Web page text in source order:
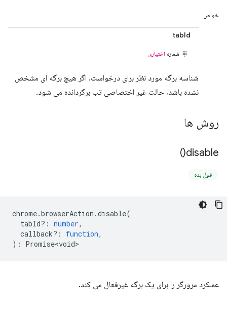
خواص
tabId
شماره اختیاری
شناسه برگه مورد نظر برای درخواست. اگر هیچ برگه ای مشخص
نشده باشد، حالت غیر اختصاصی تب برگردانده می شود.
روش ها
disable(
)
قول بده
chrome.browserAction .disable(
tabId? : number,
callback? : function,
) : Promise<void>
عملکرد مرورگر را برای یک برگه غیرفعال می کند.